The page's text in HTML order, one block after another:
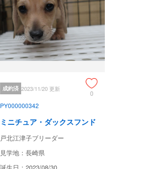
成約済 2023/11/20 更新
0
PY000000342
ミニチュア・ダックスフンド
戸北江津子ブリーダー
見学地：長崎県